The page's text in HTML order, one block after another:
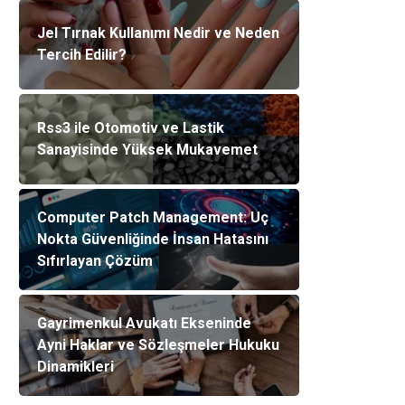
Jel Tırnak Kullanımı Nedir ve Neden
Tercih Edilir?
Rss3 ile Otomotiv ve Lastik
Sanayisinde Yüksek Mukavemet
Computer Patch Management: Uç
Nokta Güvenliğinde İnsan Hatasını
Sıfırlayan Çözüm
Gayrimenkul Avukatı Ekseninde
Ayni Haklar ve Sözleşmeler Hukuku
Dinamikleri